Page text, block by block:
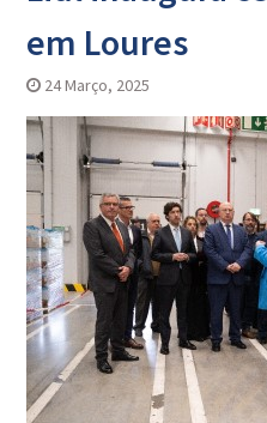
em Loures
24 Março, 2025